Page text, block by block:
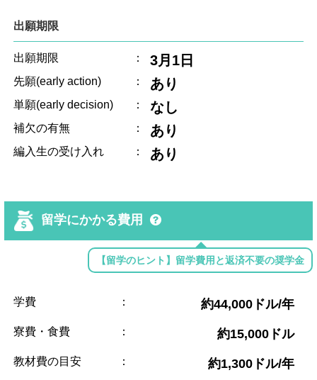
出願期限
出願期限 ： 3月1日
先願(early action) ： あり
単願(early decision) ： なし
補欠の有無 ： あり
編入生の受け入れ ： あり
留学にかかる費用
【留学のヒント】留学費用と返済不要の奨学金
学費 ： 約44,000ドル/年
寮費・食費 ： 約15,000ドル
教材費の目安 ： 約1,300ドル/年